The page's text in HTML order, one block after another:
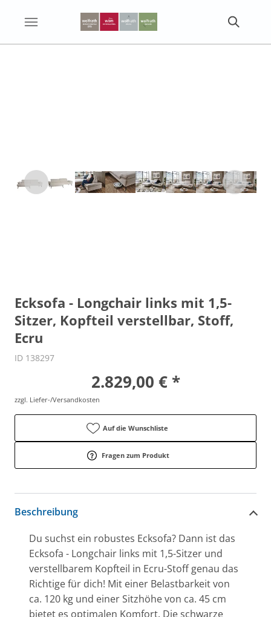
Ecksofa - Longchair links mit 1,5-
Sitzer, Kopfteil verstellbar, Stoff,
Ecru
ID 138297
2.829,00 € *
zzgl. Liefer-/Versandkosten
Auf die Wunschliste
Fragen zum Produkt
Beschreibung
Du suchst ein robustes Ecksofa? Dann ist das
Ecksofa - Longchair links mit 1,5-Sitzer und
verstellbarem Kopfteil in Ecru-Stoff genau das
Richtige für dich! Mit einer Belastbarkeit von
ca. 120 kg und einer Sitzhöhe von ca. 45 cm
bietet es optimalen Komfort. Die schwarze